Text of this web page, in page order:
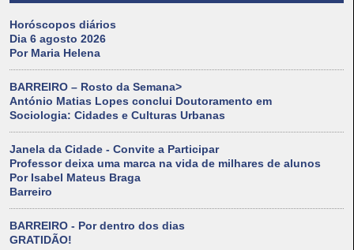
Horóscopos diários
Dia 6 agosto 2026
Por Maria Helena
BARREIRO – Rosto da Semana>
António Matias Lopes conclui Doutoramento em
Sociologia: Cidades e Culturas Urbanas
Janela da Cidade - Convite a Participar
Professor deixa uma marca na vida de milhares de alunos
Por Isabel Mateus Braga
Barreiro
BARREIRO - Por dentro dos dias
GRATIDÃO!